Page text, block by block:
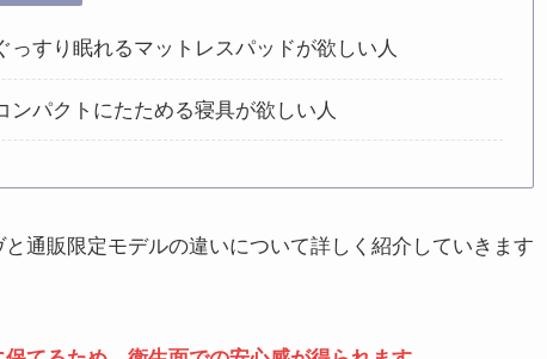
っすり眠れるマットレスパッドが欲しい人
ンパクトにたためる寝具が欲しい人
通販限定モデルの違いについて詳しく紹介していきます